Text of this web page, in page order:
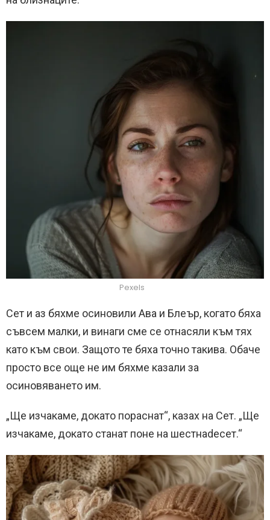
Pexels
Сет и аз бяхме осиновили Ава и Блеър, когато бяха
съвсем малки, и винаги сме се отнасяли към тях
като към свои. Защото те бяха точно такива. Обаче
просто все още не им бяхме казали за
осиновяването им.
„Ще изчакаме, докато пораснат“, казах на Сет. „Ще
изчакаме, докато станат поне на шестнаdeсет.“